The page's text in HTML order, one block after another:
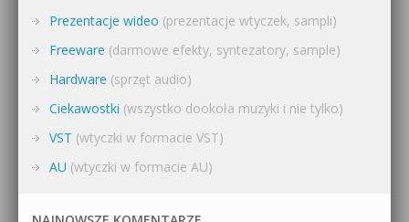
Prezentacje wideo (prezentacje wtyczek, sampli)
Freeware (darmowe efekty, syntezatory, sample)
Hardware (sprzęt audio)
Ciekawostki (wszystko dookoła muzyki i nie tylko)
VST (wtyczki w formacie VST)
AU (wtyczki w formacie AU)